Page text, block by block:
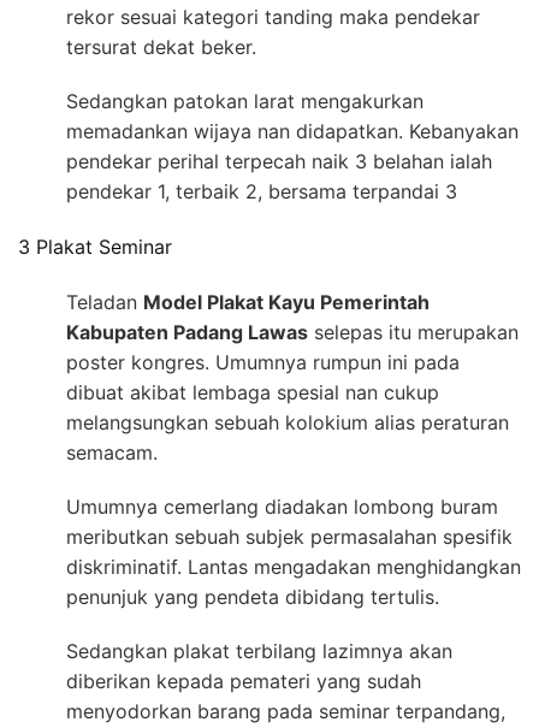
rekor sesuai kategori tanding maka pendekar
tersurat dekat beker.
Sedangkan patokan larat mengakurkan
memadankan wijaya nan didapatkan. Kebanyakan
pendekar perihal terpecah naik 3 belahan ialah
pendekar 1, terbaik 2, bersama terpandai 3
3 Plakat Seminar
Teladan Model Plakat Kayu Pemerintah
Kabupaten Padang Lawas selepas itu merupakan
poster kongres. Umumnya rumpun ini pada
dibuat akibat lembaga spesial nan cukup
melangsungkan sebuah kolokium alias peraturan
semacam.
Umumnya cemerlang diadakan lombong buram
meributkan sebuah subjek permasalahan spesifik
diskriminatif. Lantas mengadakan menghidangkan
penunjuk yang pendeta dibidang tertulis.
Sedangkan plakat terbilang lazimnya akan
diberikan kepada pemateri yang sudah
menyodorkan barang pada seminar terpandang,